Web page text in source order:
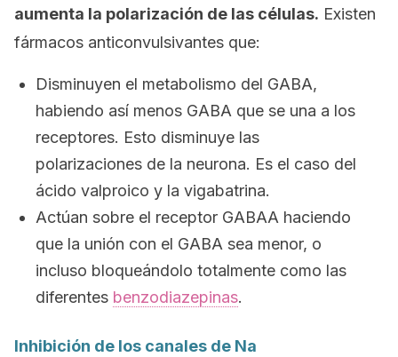
aumenta la polarización de las células. Existen
fármacos anticonvulsivantes que:
Disminuyen el metabolismo del GABA,
habiendo así menos GABA que se una a los
receptores. Esto disminuye las
polarizaciones de la neurona. Es el caso del
ácido valproico y la vigabatrina.
Actúan sobre el receptor GABAA haciendo
que la unión con el GABA sea menor, o
incluso bloqueándolo totalmente como las
diferentes benzodiazepinas.
Inhibición de los canales de Na